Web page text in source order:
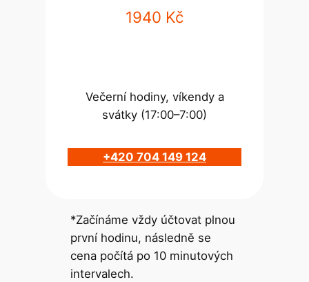
1940 Kč
Večerní hodiny, víkendy a
svátky (17:00–7:00)
+420 704 149 124
*Začínáme vždy účtovat plnou
první hodinu, následně se
cena počítá po 10 minutových
intervalech.